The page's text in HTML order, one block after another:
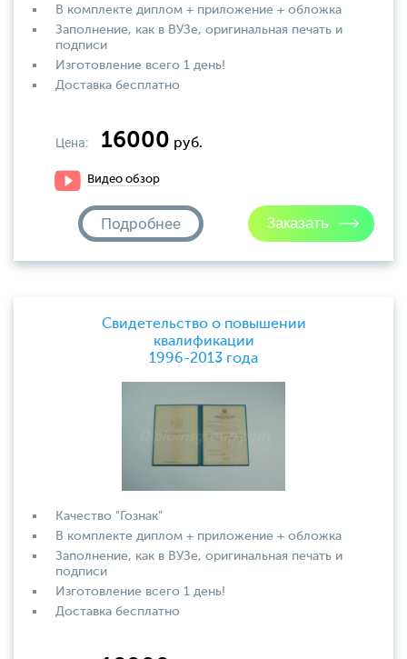
В комплекте диплом + приложение + обложка
Заполнение, как в ВУЗе, оригинальная печать и
подписи
Изготовление всего 1 день!
Доставка бесплатно
Цена: 16000 руб.
Видео обзор
Подробнее
Свидетельство о повышении
квалификации
1996-2013 года
Качество "Гознак"
В комплекте диплом + приложение + обложка
Заполнение, как в ВУЗе, оригинальная печать и
подписи
Изготовление всего 1 день!
Доставка бесплатно